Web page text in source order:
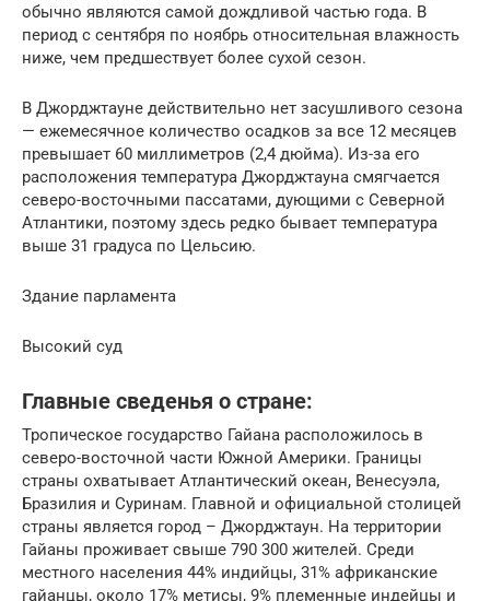
обычно являются самой дождливой частью года. В
период с сентября по ноябрь относительная влажность
ниже, чем предшествует более сухой сезон.
В Джорджтауне действительно нет засушливого сезона
— ежемесячное количество осадков за все 12 месяцев
превышает 60 миллиметров (2,4 дюйма). Из-за его
расположения температура Джорджтауна смягчается
северо-восточными пассатами, дующими с Северной
Атлантики, поэтому здесь редко бывает температура
выше 31 градуса по Цельсию.
Здание парламента
Высокий суд
Главные сведенья о стране:
Тропическое государство Гайана расположилось в
северо-восточной части Южной Америки. Границы
страны охватывает Атлантический океан, Венесуэла,
Бразилия и Суринам. Главной и официальной столицей
страны является город – Джорджтаун. На территории
Гайаны проживает свыше 790 300 жителей. Среди
местного населения 44% индийцы, 31% африканские
гайанцы, около 17% метисы, 9% племенные индейцы и